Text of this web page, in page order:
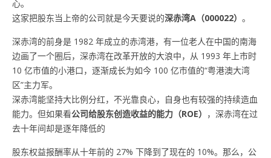
心。
这家把股东当上帝的公司就是今天要说的深赤湾A（000022） 。
深赤湾的前身是 1982 年成立的赤湾港，有一位老人在中国的南海
边画了一个圈后，深赤湾在改革开放的大浪中，从 1993 年上市时
10 亿市值的小港口，逐渐成长为如今 100 亿市值的“粤港澳大湾
区”主力军。
深赤湾能坚持大比例分红，不光靠良心，自身也有较强的持续造血
能力。但如果看公司给股东创造收益的能力（ROE） ，深赤湾在过
去十年间却是逐年降低的
股东权益报酬率从十年前的 27% 下降到了现在的 10%。那么，公